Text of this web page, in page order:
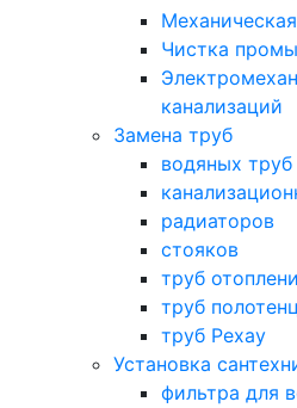
Чистка
канализаций
Замена труб
водяных
радиаторов
стояков
труб
труб
труб Рехау
Установка
фильтра для